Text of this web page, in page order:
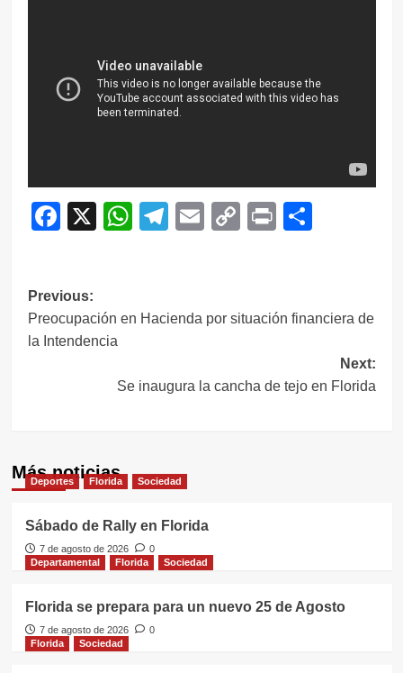
Facebook
X WhatsApp
Telegram
EmailCopy
Print
Navegación
de
Previous:
Preocupación en Hacienda por situación financiera de
la Intendencia
Next:
Se inaugura la cancha de tejo en Florida
Más noticias
Deportes Florida Sociedad
Sábado de Rally en Florida
7 de agosto de 2026
0
Departamental
Florida Sociedad
Florida se prepara para un nuevo 25 de Agosto
7 de agosto de 2026
0
Florida
Sociedad